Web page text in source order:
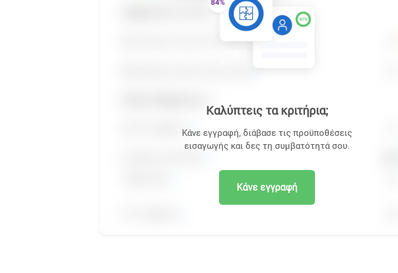
Καλύπτεις τα κριτήρια;
Κάνε εγγραφή, διάβασε τις προϋποθέσεις
εισαγωγής και δες τη συμβατότητά σου.
Κάνε εγγραφή